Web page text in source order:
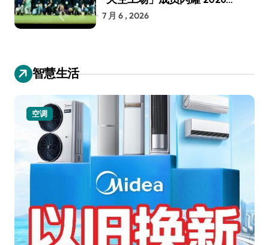
RoboCup 机器人世界杯
7 月 6 , 2026
智慧生活
空调